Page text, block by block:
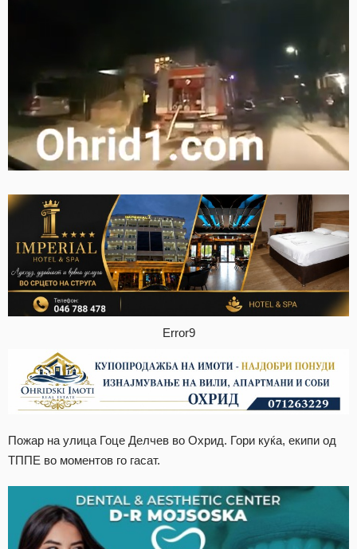
Error9
Пожар на улица Гоце Делчев во Охрид. Гори куќа, екипи од
ТППЕ во моментов го гасат.